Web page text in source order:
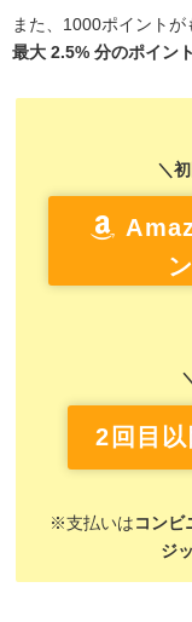
また、1000ポイントが
最大 2.5% 分のポイン
＼
2回目以
※支払いは コンビ
ジ